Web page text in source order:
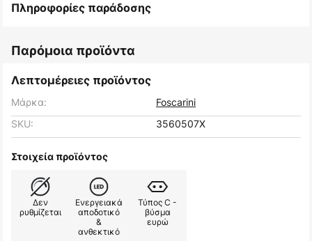
Πληροφορίες παράδοσης
Παρόμοια προϊόντα
Λεπτομέρειες προϊόντος
Μάρκα:
Foscarini
SKU:
3560507X
Στοιχεία προϊόντος
Δεν
ρυθμίζεται
Ενεργειακά
αποδοτικό
&
ανθεκτικό
Τύπος C -
βύσμα
ευρώ